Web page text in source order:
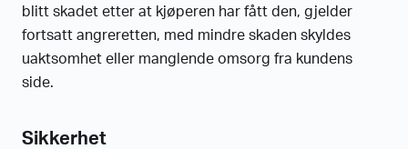
blitt skadet etter at kjøperen har fått den, gjelder
fortsatt angreretten, med mindre skaden skyldes
uaktsomhet eller manglende omsorg fra kundens
side.
Sikkerhet